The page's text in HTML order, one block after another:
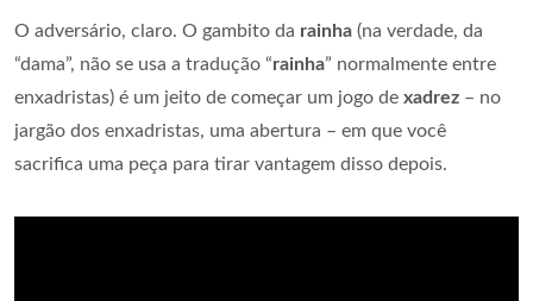
O adversário, claro. O gambito da rainha (na verdade, da
“dama”, não se usa a tradução “rainha” normalmente entre
enxadristas) é um jeito de começar um jogo de xadrez – no
jargão dos enxadristas, uma abertura – em que você
sacrifica uma peça para tirar vantagem disso depois.